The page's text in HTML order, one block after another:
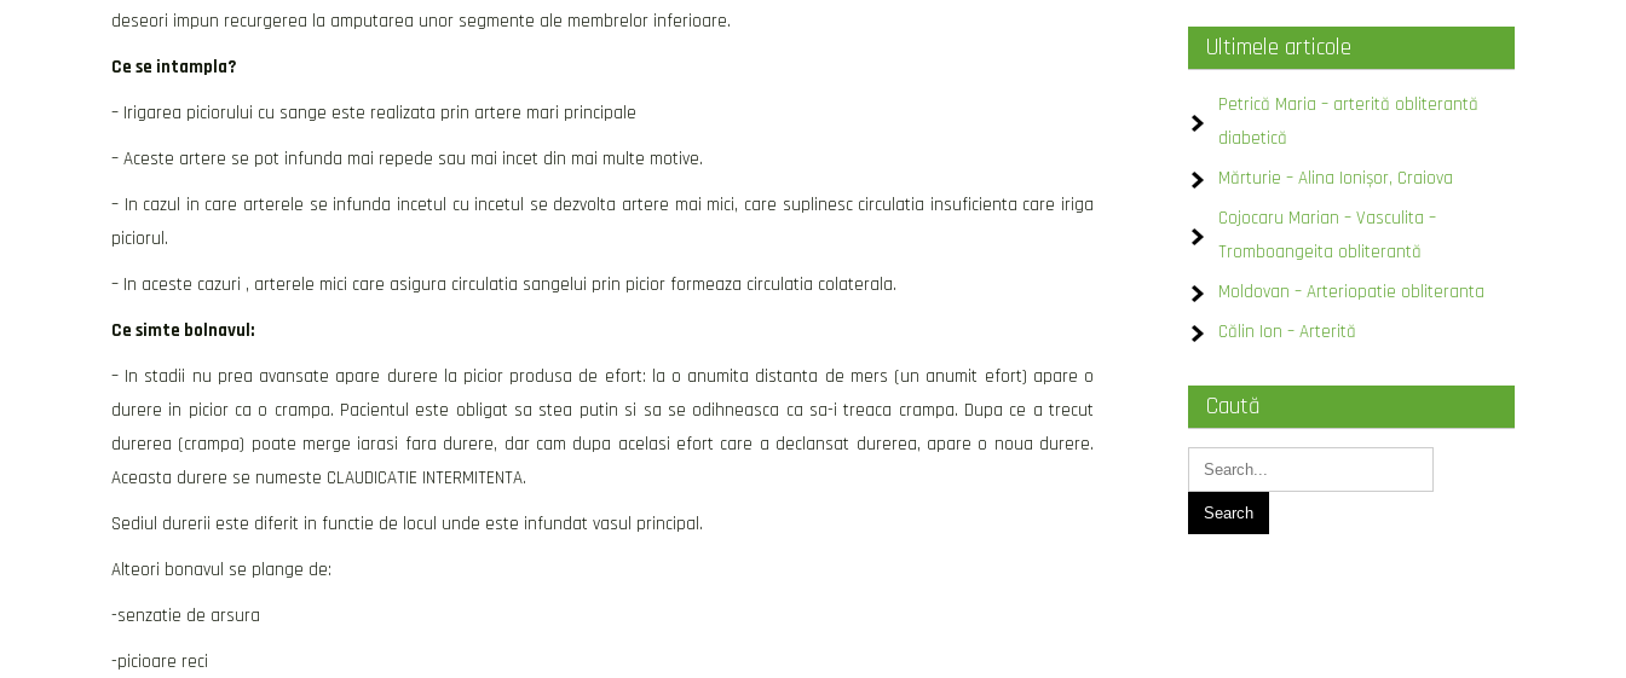
deseori impun recurgerea la amputarea unor segmente ale membrelor inferioare.
Ce se intampla?
– Irigarea piciorului cu sange este realizata prin artere mari principale
– Aceste artere se pot infunda mai repede sau mai incet din mai multe motive.
– In cazul in care arterele se infunda incetul cu incetul se dezvolta artere mai mici, care suplinesc circulatia insuficienta care iriga
piciorul.
– In aceste cazuri , arterele mici care asigura circulatia sangelui prin picior formeaza circulatia colaterala.
Ce simte bolnavul:
– In stadii nu prea avansate apare durere la picior produsa de efort: la o anumita distanta de mers (un anumit efort) apare o
durere in picior ca o crampa. Pacientul este obligat sa stea putin si sa se odihneasca ca sa-i treaca crampa. Dupa ce a trecut
durerea (crampa) poate merge iarasi fara durere, dar cam dupa acelasi efort care a declansat durerea, apare o noua durere.
Aceasta durere se numeste CLAUDICATIE INTERMITENTA.
Sediul durerii este diferit in functie de locul unde este infundat vasul principal.
Alteori bonavul se plange de:
-senzatie de arsura
-picioare reci
Ultimele articole
Petrică Maria – arterită obliterantă
diabetică
Mărturie – Alina Ionișor, Craiova
Cojocaru Marian – Vasculita –
Tromboangeita obliterantă
Moldovan – Arteriopatie obliteranta
Călin Ion – Arterită
Caută